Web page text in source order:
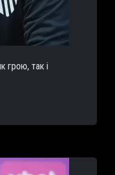
грою, так і